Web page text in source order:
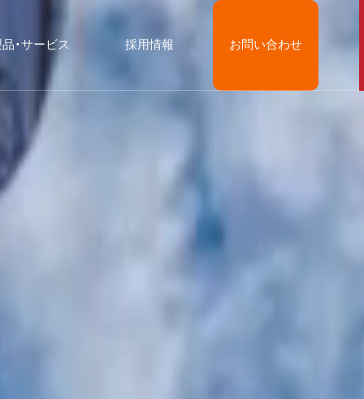
・サービス 採用情報 お問い合わせ